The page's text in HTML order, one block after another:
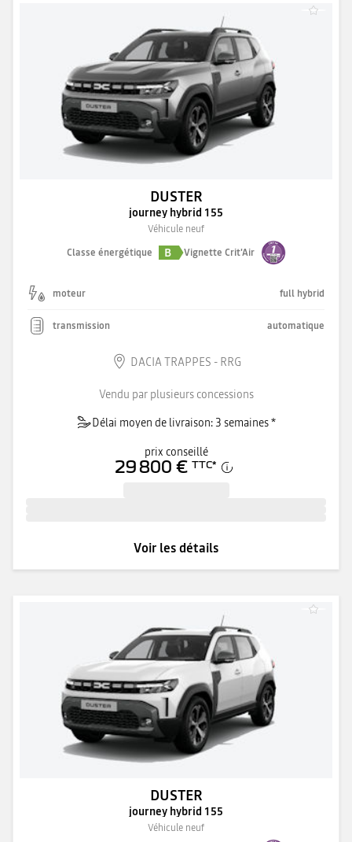
DUSTER
journey hybrid 155
Véhicule neuf
Classe énergétique
B Vignette Crit'Air
moteur full hybrid
transmission automatique
DACIA TRAPPES - RRG
Vendu par plusieurs concessions
Délai moyen de livraison: 3 semaines *
prix conseillé
29 800 € TTC*
Voir les détails
DUSTER
journey hybrid 155
Véhicule neuf